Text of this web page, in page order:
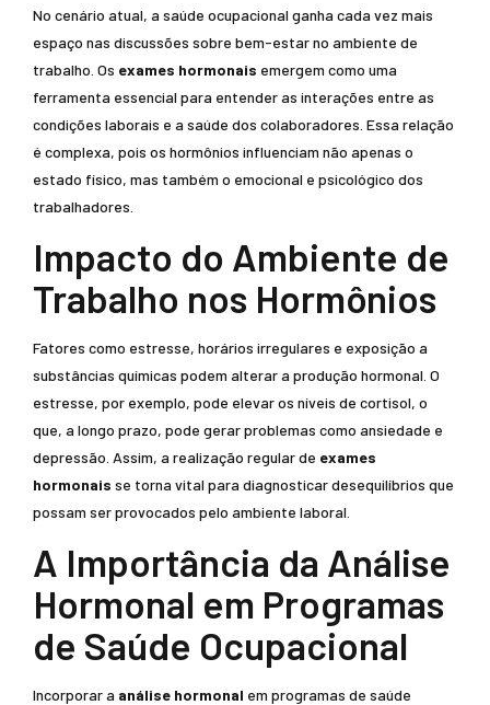
No cenário atual, a saúde ocupacional ganha cada vez mais
espaço nas discussões sobre bem-estar no ambiente de
trabalho. Os exames hormonais emergem como uma
ferramenta essencial para entender as interações entre as
condições laborais e a saúde dos colaboradores. Essa relação
é complexa, pois os hormônios influenciam não apenas o
estado físico, mas também o emocional e psicológico dos
trabalhadores.
Impacto do Ambiente de
Trabalho nos Hormônios
Fatores como estresse, horários irregulares e exposição a
substâncias químicas podem alterar a produção hormonal. O
estresse, por exemplo, pode elevar os níveis de cortisol, o
que, a longo prazo, pode gerar problemas como ansiedade e
depressão. Assim, a realização regular de exames
hormonais se torna vital para diagnosticar desequilíbrios que
possam ser provocados pelo ambiente laboral.
A Importância da Análise
Hormonal em Programas
de Saúde Ocupacional
Incorporar a análise hormonal em programas de saúde